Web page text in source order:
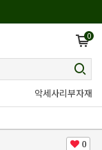
0
악세사리부자재
0